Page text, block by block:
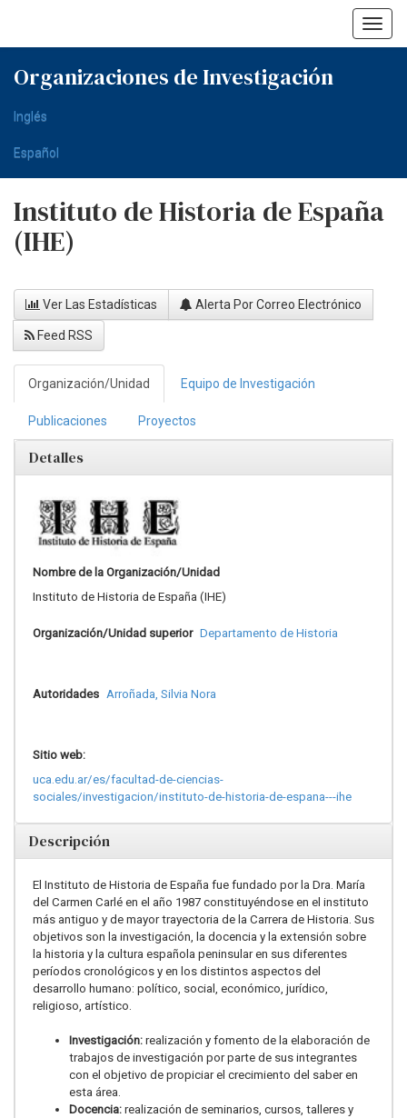
Organizaciones de Investigación
Inglés
Español
Instituto de Historia de España
(IHE)
Ver Las Estadísticas Alerta Por Correo Electrónico
Feed RSS
Organización/Unidad Equipo de Investigación
Publicaciones Proyectos
Detalles
Nombre de la Organización/Unidad
Instituto de Historia de España (IHE)
Organización/Unidad superior Departamento de Historia
Autoridades Arroñada, Silvia Nora
Sitio web:
uca.edu.ar/es/facultad-de-ciencias-
sociales/investigacion/instituto-de-historia-de-espana---ihe
Descripción
El Instituto de Historia de España fue fundado por la Dra. María
del Carmen Carlé en el año 1987 constituyéndose en el instituto
más antiguo y de mayor trayectoria de la Carrera de Historia. Sus
objetivos son la investigación, la docencia y la extensión sobre
la historia y la cultura española peninsular en sus diferentes
períodos cronológicos y en los distintos aspectos del
desarrollo humano: político, social, económico, jurídico,
religioso, artístico.
Investigación: realización y fomento de la elaboración de
trabajos de investigación por parte de sus integrantes
con el objetivo de propiciar el crecimiento del saber en
esta área.
Docencia: realización de seminarios, cursos, talleres y